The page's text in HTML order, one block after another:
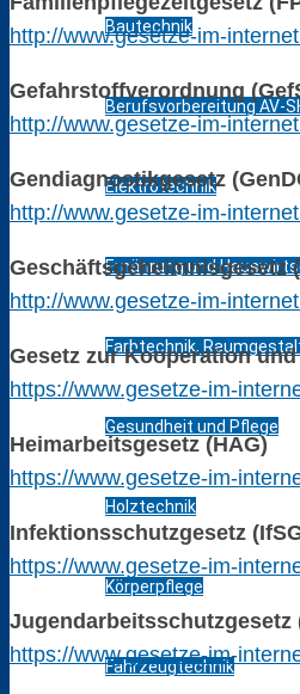
Bautechnik
Berufsvorbereitung AV-
Elektrotechnik
Ernährung und
Farbtechnik,
Gesundheit und Pflege
Holztechnik
Körperpflege
Fahrzeugtechnik
http://www.gesetze-im-
Gefahrstoffverordnung
http://www.gesetze-im-
Gendiagnostikgesetz
http://www.gesetze-im-
Geschäftsgeheimnisgesetz
http://www.gesetze-im-
Gesetz zur Kooperation
https://www.gesetze-im-
Heimarbeitsgesetz (HAG)
https://www.gesetze-im-
Infektionsschutzgesetz
https://www.gesetze-im-
Jugendarbeitsschutzgesetz
https://www.gesetze-im-